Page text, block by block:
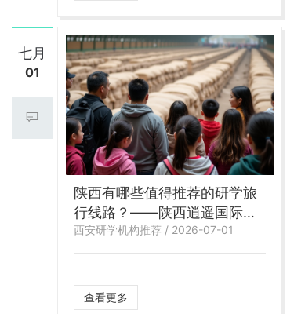
七月
01
陕西有哪些值得推荐的研学旅
行线路？——陕西逍遥国际旅
行社精品研学推荐
西安研学机构推荐 / 2026-07-01
查看更多